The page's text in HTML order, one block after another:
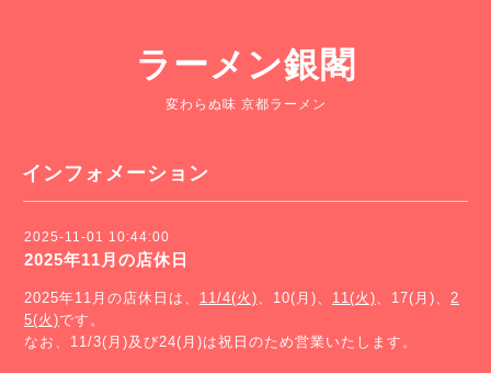
ラーメン銀閣
変わらぬ味 京都ラーメン
インフォメーション
2025-11-01 10:44:00
2025年11月の店休日
2025年11月の店休日は、 11/4(火)、10(月)、 11(火)、17(月)、 2
5(火)です。
なお、11/3(月)及び24(月)は祝日のため営業いたします。